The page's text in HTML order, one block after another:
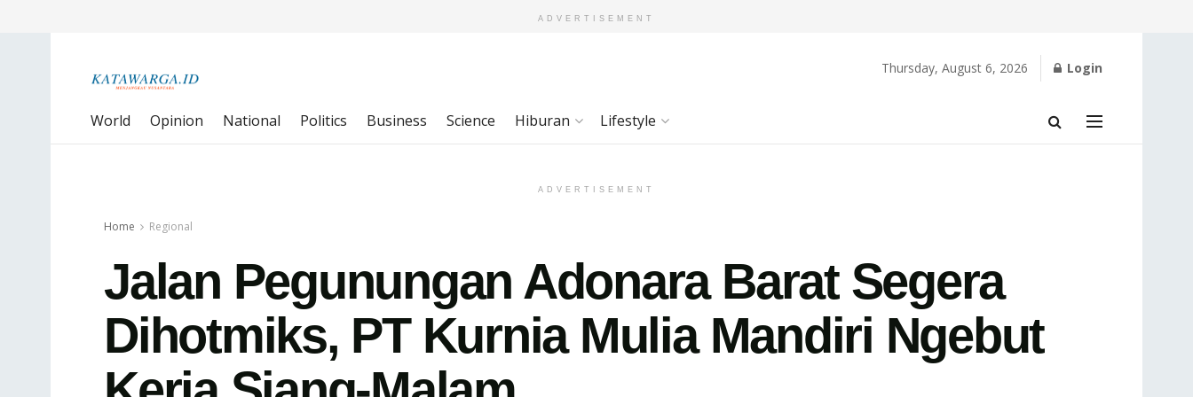
ADVERTISEMENT
Thursday, August 6, 2026 Login
World Opinion National Politics Business Science Hiburan Lifestyle
ADVERTISEMENT
Home Regional
Jalan Pegunungan Adonara Barat Segera
Dihotmiks, PT Kurnia Mulia Mandiri Ngebut